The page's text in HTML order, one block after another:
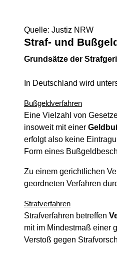
Quelle: Justiz NRW
Straf- und
Grundsätze der
In Deutschland wird
Bußgeldverfahren
Eine Vielzahl von
insoweit mit einer
erfolgt also keine
Form eines
Zu einem gerichtlichen
geordneten Verfahren
Strafverfahren
Strafverfahren betreffen
mit im Mindestmaß einer
Verstoß gegen